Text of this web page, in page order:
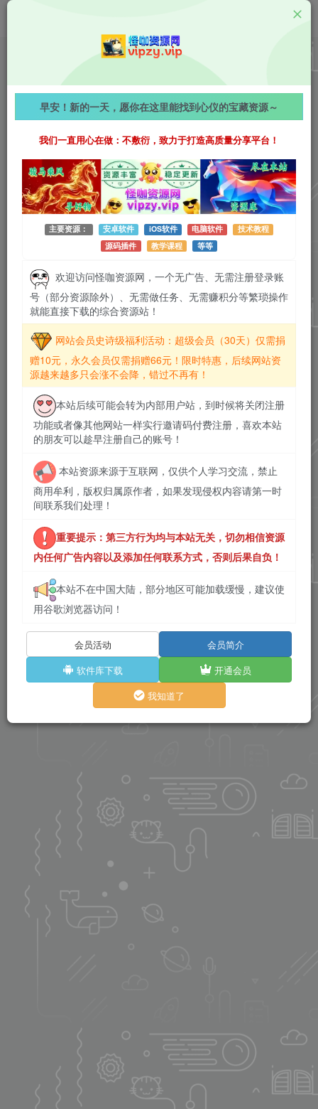
普通人容易忽略的冷门项目，仅靠一部手机，1小时复
制粘贴零撸50+
1285字 阅读时长约7分钟 2026-04-10 更新
作者：怪咖
热度：31
0条评论 作者已发布3749篇文章
早安！新的一天，愿你在这里能找到心仪的宝藏资源～
我们一直用心在做：不敷衍，致力于打造高质量分享平台！
主要资源： 安卓软件 iOS软件 电脑软件
技术教程
源码插件
教学课程 等等
欢迎访问怪咖资源网，一个无广告、无需注册登录账
号（部分资源除外）、无需做任务、无需赚积分等繁琐操作
就能直接下载的综合资源站！
网站会员史诗级福利活动：超级会员（30天）仅需捐
赠10元，永久会员仅需捐赠66元！限时特惠，后续网站资
源越来越多只会涨不会降，错过不再有！
本站后续可能会转为内部用户站，到时候将关闭注册
功能或者像其他网站一样实行邀请码付费注册，喜欢本站
的朋友可以趁早注册自己的账号！
本站资源来源于互联网，仅供个人学习交流，禁止
商用牟利，版权归属原作者，如果发现侵权内容请第一时
间联系我们处理！
重要提示：第三方行为均与本站无关，切勿相信资源
内任何广告内容以及添加任何联系方式，否则后果自负！
本站不在中国大陆，部分地区可能加载缓慢，建议使
用谷歌浏览器访问！
会员活动
会员简介
软件库下载
开通会员
我知道了